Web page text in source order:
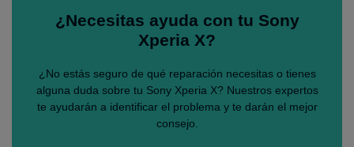
¿Necesitas ayuda con tu Sony
Xperia X?
¿No estás seguro de qué reparación necesitas o tienes
alguna duda sobre tu Sony Xperia X? Nuestros expertos
te ayudarán a identificar el problema y te darán el mejor
consejo.